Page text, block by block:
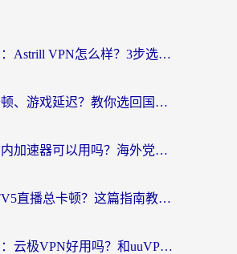
海外党必看：Astrill VPN怎么样？3步选对回国加速器实现无缝刷剧玩游戏
海外追剧卡顿、游戏延迟？教你选回国加速器，附免费加速器试用一小时福利
国外连回国内加速器可以用吗？海外党亲测实用指南，解决追剧游戏卡顿难题
海外看CCTV5直播总卡顿？这篇指南教你选对回国加速器，无缝刷国内资源
海外党必看：云极VPN好用吗？和uuVPN对比哪个回国效果更好？附真实体验+避坑指南